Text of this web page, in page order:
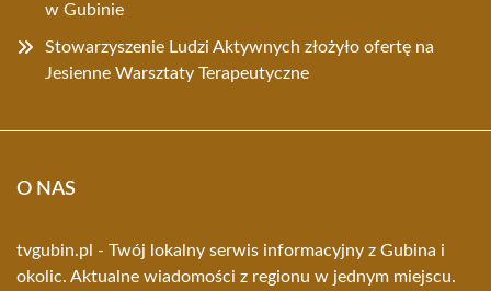
w Gubinie
Stowarzyszenie Ludzi Aktywnych złożyło ofertę na
Jesienne Warsztaty Terapeutyczne
O NAS
tvgubin.pl - Twój lokalny serwis informacyjny z Gubina i
okolic. Aktualne wiadomości z regionu w jednym miejscu.